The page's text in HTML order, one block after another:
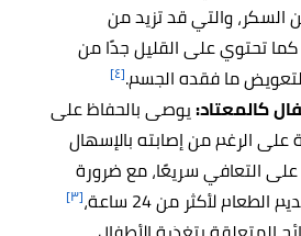
السكر، والتي قد تزيد من
كما تحتوي على القليل جدًا من
لتعويض ما فقده الجسم.[٤]
كالمعتاد:يوصى بالحفاظ على
الرغم من إصابته بالإسهال
التعافي سريعًا، مع ضرورة
لأكثر من 24 ساعة،
[٣]